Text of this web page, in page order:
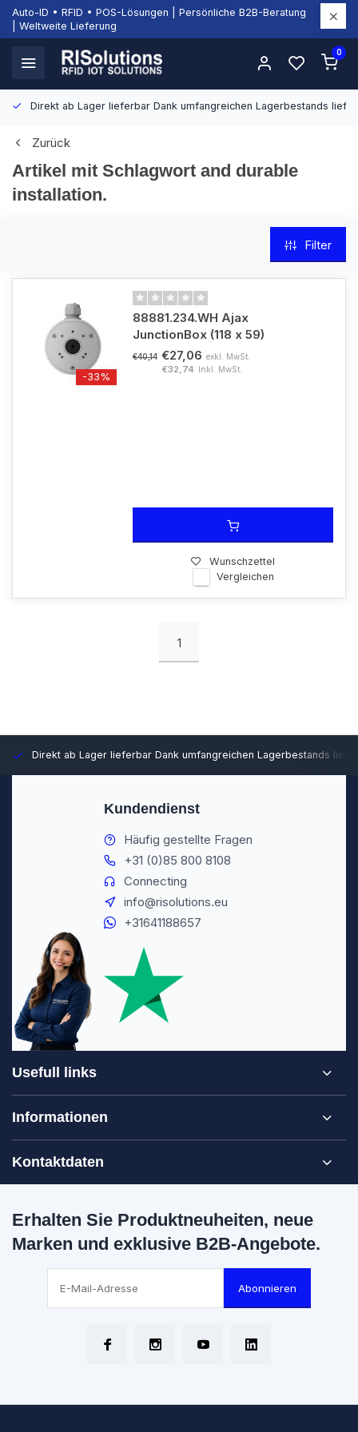
Auto-ID • RFID • POS-Lösungen | Persönliche B2B-Beratung
| Weltweite Lieferung
0
Direkt ab Lager lieferbar Dank umfangreichen Lagerbestands
Zurück
Artikel mit Schlagwort and durable
installation.
Filter
-33%
88881.234.WH Ajax
JunctionBox (118 x 59)
€40,14 €27,06 exkl. MwSt.
€32,74 Inkl. MwSt.
Wunschzettel
Vergleichen
1
Direkt ab Lager lieferbar Dank umfangreichen Lagerbestands
Kundendienst
Häufig gestellte Fragen
+31 (0)85 800 8108
Connecting
info@risolutions.eu
+31641188657
Usefull links
Informationen
Kontaktdaten
Erhalten Sie Produktneuheiten, neue
Marken und exklusive B2B-Angebote.
Abonnieren